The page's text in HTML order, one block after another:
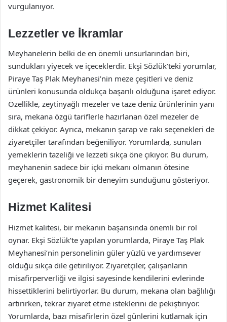
vurgulanıyor.
Lezzetler ve İkramlar
Meyhanelerin belki de en önemli unsurlarından biri,
sundukları yiyecek ve içeceklerdir. Ekşi Sözlük’teki yorumlar,
Piraye Taş Plak Meyhanesi’nin meze çeşitleri ve deniz
ürünleri konusunda oldukça başarılı olduğuna işaret ediyor.
Özellikle, zeytinyağlı mezeler ve taze deniz ürünlerinin yanı
sıra, mekana özgü tariflerle hazırlanan özel mezeler de
dikkat çekiyor. Ayrıca, mekanın şarap ve rakı seçenekleri de
ziyaretçiler tarafından beğeniliyor. Yorumlarda, sunulan
yemeklerin tazeliği ve lezzeti sıkça öne çıkıyor. Bu durum,
meyhanenin sadece bir içki mekanı olmanın ötesine
geçerek, gastronomik bir deneyim sunduğunu gösteriyor.
Hizmet Kalitesi
Hizmet kalitesi, bir mekanın başarısında önemli bir rol
oynar. Ekşi Sözlük’te yapılan yorumlarda, Piraye Taş Plak
Meyhanesi’nin personelinin güler yüzlü ve yardımsever
olduğu sıkça dile getiriliyor. Ziyaretçiler, çalışanların
misafirperverliği ve ilgisi sayesinde kendilerini evlerinde
hissettiklerini belirtiyorlar. Bu durum, mekana olan bağlılığı
artırırken, tekrar ziyaret etme isteklerini de pekiştiriyor.
Yorumlarda, bazı misafirlerin özel günlerini kutlamak için